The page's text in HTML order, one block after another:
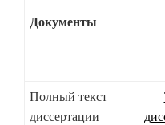
Документы
Полный текст
диссертации